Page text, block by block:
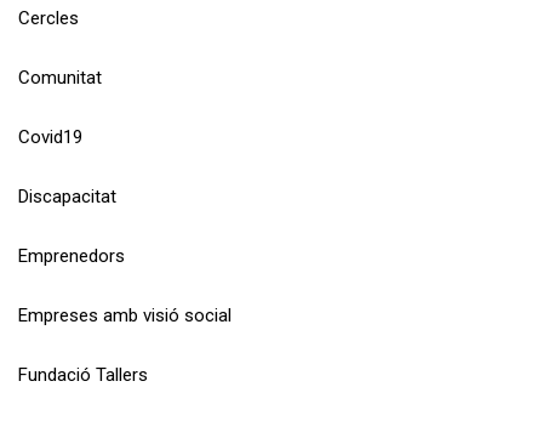
Cercles
Comunitat
Covid19
Discapacitat
Emprenedors
Empreses amb visió social
Fundació Tallers